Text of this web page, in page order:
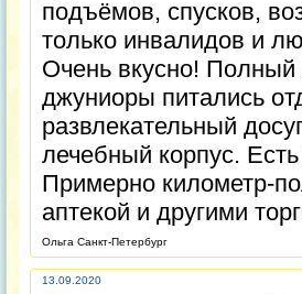
подъёмов, спусков,
только инвалидов и
Очень вкусно!
джуниоры питались
развлекательный
лечебный корпус.
Примерно километр-
аптекой и другими
Ольга Санкт-Петербург
13.09.2020